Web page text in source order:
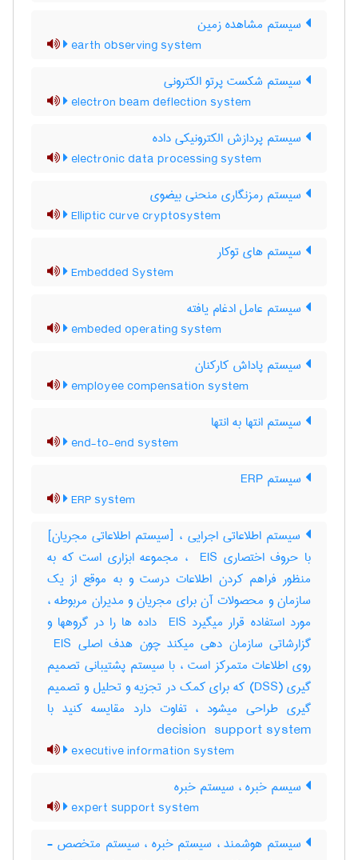
سیستم مشاهده زمین
earth observing system
سیستم شکست پرتو الکترونی
electron beam deflection system
سیستم پردازش الکترونیکی داده
electronic data processing system
سیستم رمزنگاری منحنی بیضوی
Elliptic curve cryptosystem
سیستم های توکار
Embedded System
سیستم عامل ادغام یافته
embeded operating system
سیستم پاداش کارکنان
employee compensation system
سیستم انتها به انتها
end-to-end system
سیستم ERP
ERP system
سیستم اطلاعاتی اجرایی ، [سیستم اطلاعاتی مجریان]
با حروف اختصاری ‎ EIS ، مجموعه ابزاری است که به
منظور فراهم کردن اطلاعات درست و به موقع از یک
سازمان و محصولات آن برای مجریان و مدیران مربوطه ،
مورد استفاده قرار میگیرد ‎ EIS داده ها را در گروهها و
گزارشاتی سازمان دهی میکند چون هدف اصلی ‎ EIS
روی اطلاعات متمرکز است ، با سیستم پشتیبانی تصمیم
گیری (‎DSS) که برای کمک در تجزیه و تحلیل و تصمیم
گیری طراحی میشود ، تفاوت دارد مقایسه کنید با
‎decision ‎ support system
executive information system
سیسم خبره ، سیستم خبره
expert support system
سیستم هوشمند ، سیستم خبره ، سیستم متخصص -